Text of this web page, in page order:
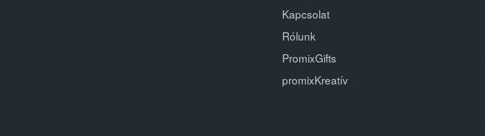
Kapcsolat
Rólunk
PromixGifts
promixKreatív